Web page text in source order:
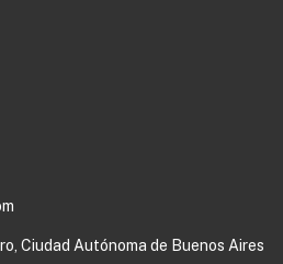
Ciudad Autónoma de Buenos Aires